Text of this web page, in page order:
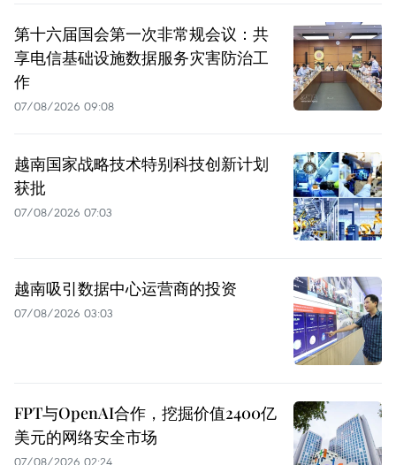
第十六届国会第一次非常规会议：共
享电信基础设施数据服务灾害防治工
作
07/08/2026 09:08
越南国家战略技术特别科技创新计划
获批
07/08/2026 07:03
越南吸引数据中心运营商的投资
07/08/2026 03:03
FPT与OpenAI合作，挖掘价值2400亿
美元的网络安全市场
07/08/2026 02:24